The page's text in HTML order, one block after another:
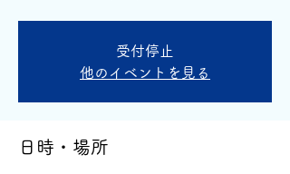
受付停止
他のイベントを見る
日時・場所